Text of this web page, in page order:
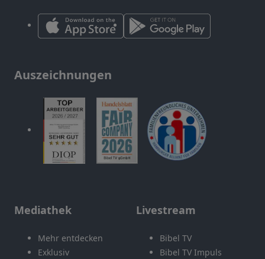
Auszeichnungen
Mediathek
Mehr entdecken
Exklusiv
Livestream
Bibel TV
Bibel TV Impuls